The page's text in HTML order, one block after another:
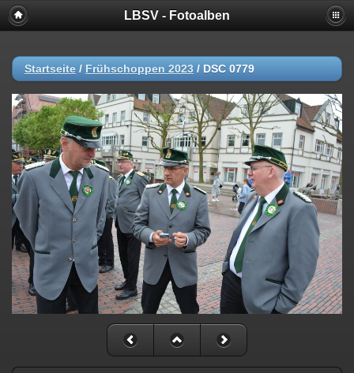
LBSV - Fotoalben
Startseite / Frühschoppen 2023 / DSC 0779